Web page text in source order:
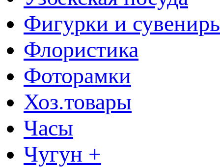
Фигурки и
Флористика
Фоторамки
Хоз.товары
Часы
Чугун +